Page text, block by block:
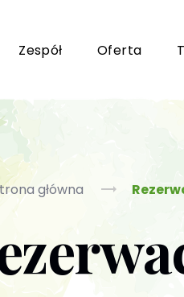
Zespół Oferta
i TUSy dla osób
seksuologiczne
par i małżeństwa
główna